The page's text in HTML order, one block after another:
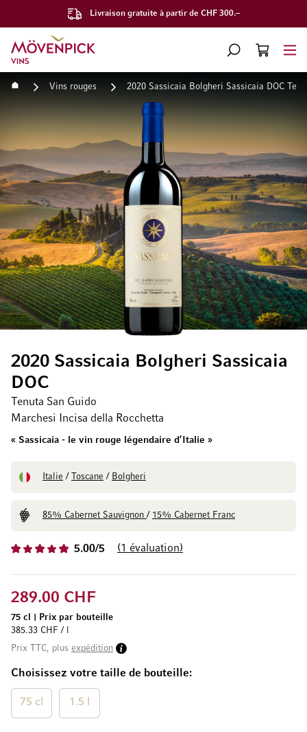
Livraison gratuite à partir de CHF 300.–
Aller à la page d'accueil
CHERCHERPANIER
Accueil Vins rouges 2020 Sassicaia Bolgheri Sassicaia DOC
5.00/5 1 évaluation
2020 Sassicaia Bolgheri Sassicaia
DOC
Tenuta San Guido
Marchesi Incisa della Rocchetta
« Sassicaia - le vin rouge légendaire d’Italie »
Italie / Toscane / Bolgheri
85% Cabernet Sauvignon/ 15% Cabernet Franc
Choisissez votre taille de bouteille
75 cl 1.5 l
289.00 CHF
75 cl
Prix par bouteille
385.33 CHF / l
Prix TTC, plus expédition
Passer à la fin de la galerie d’images